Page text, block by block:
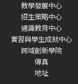
教學發展中心
招生策略中心
通識教育中心
實習與學生成就中心
跨域創新學院
傳真
地址